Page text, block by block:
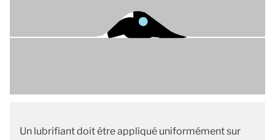
Un lubrifiant doit être appliqué uniformément sur